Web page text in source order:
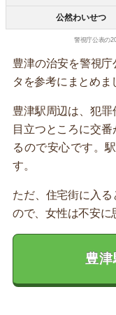
公然わいせつ
警視庁公表の
豊津の治安を警視
タを参考にまとめま
豊津駅周辺は、犯
目立つところに交
るので安心です。
す。
ただ、住宅街に入
ので、女性は不安に
豊